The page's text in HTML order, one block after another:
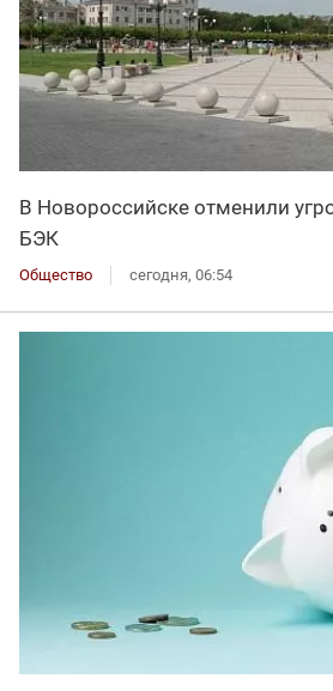
В Новороссийске отменили
БЭК
Общество сегодня, 06:54